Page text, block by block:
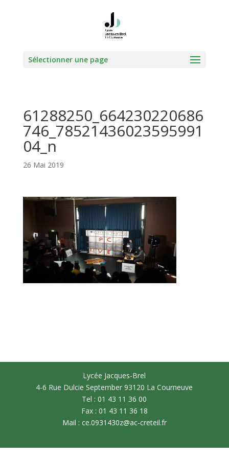
Sélectionner une page
61288250_664230220686
746_78521436023595991
04_n
26 Mai 2019
Lycée Jacques-Brel
4-6 Rue Dulcie September 93120 La Courneuve
Tel : 01 43 11 36 00
Fax : 01 43 11 36 18
Mail : ce.0931430z@ac-creteil.fr